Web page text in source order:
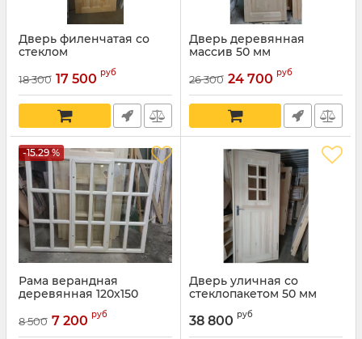
Дверь филенчатая со
стеклом
18 300 17 500 руб
Дверь деревянная
массив 50 мм
26 300 24 700 руб
-15.29 %
Рама верандная
деревянная 120х150
8 500 7 200 руб
Дверь уличная со
стеклопакетом 50 мм
38 800 руб